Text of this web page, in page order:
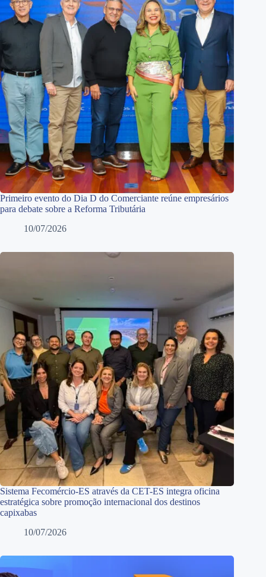
Primeiro evento do Dia D do Comerciante reúne empresários
para debate sobre a Reforma Tributária
10/07/2026
Sistema Fecomércio-ES através da CET-ES integra oficina
estratégica sobre promoção internacional dos destinos
capixabas
10/07/2026